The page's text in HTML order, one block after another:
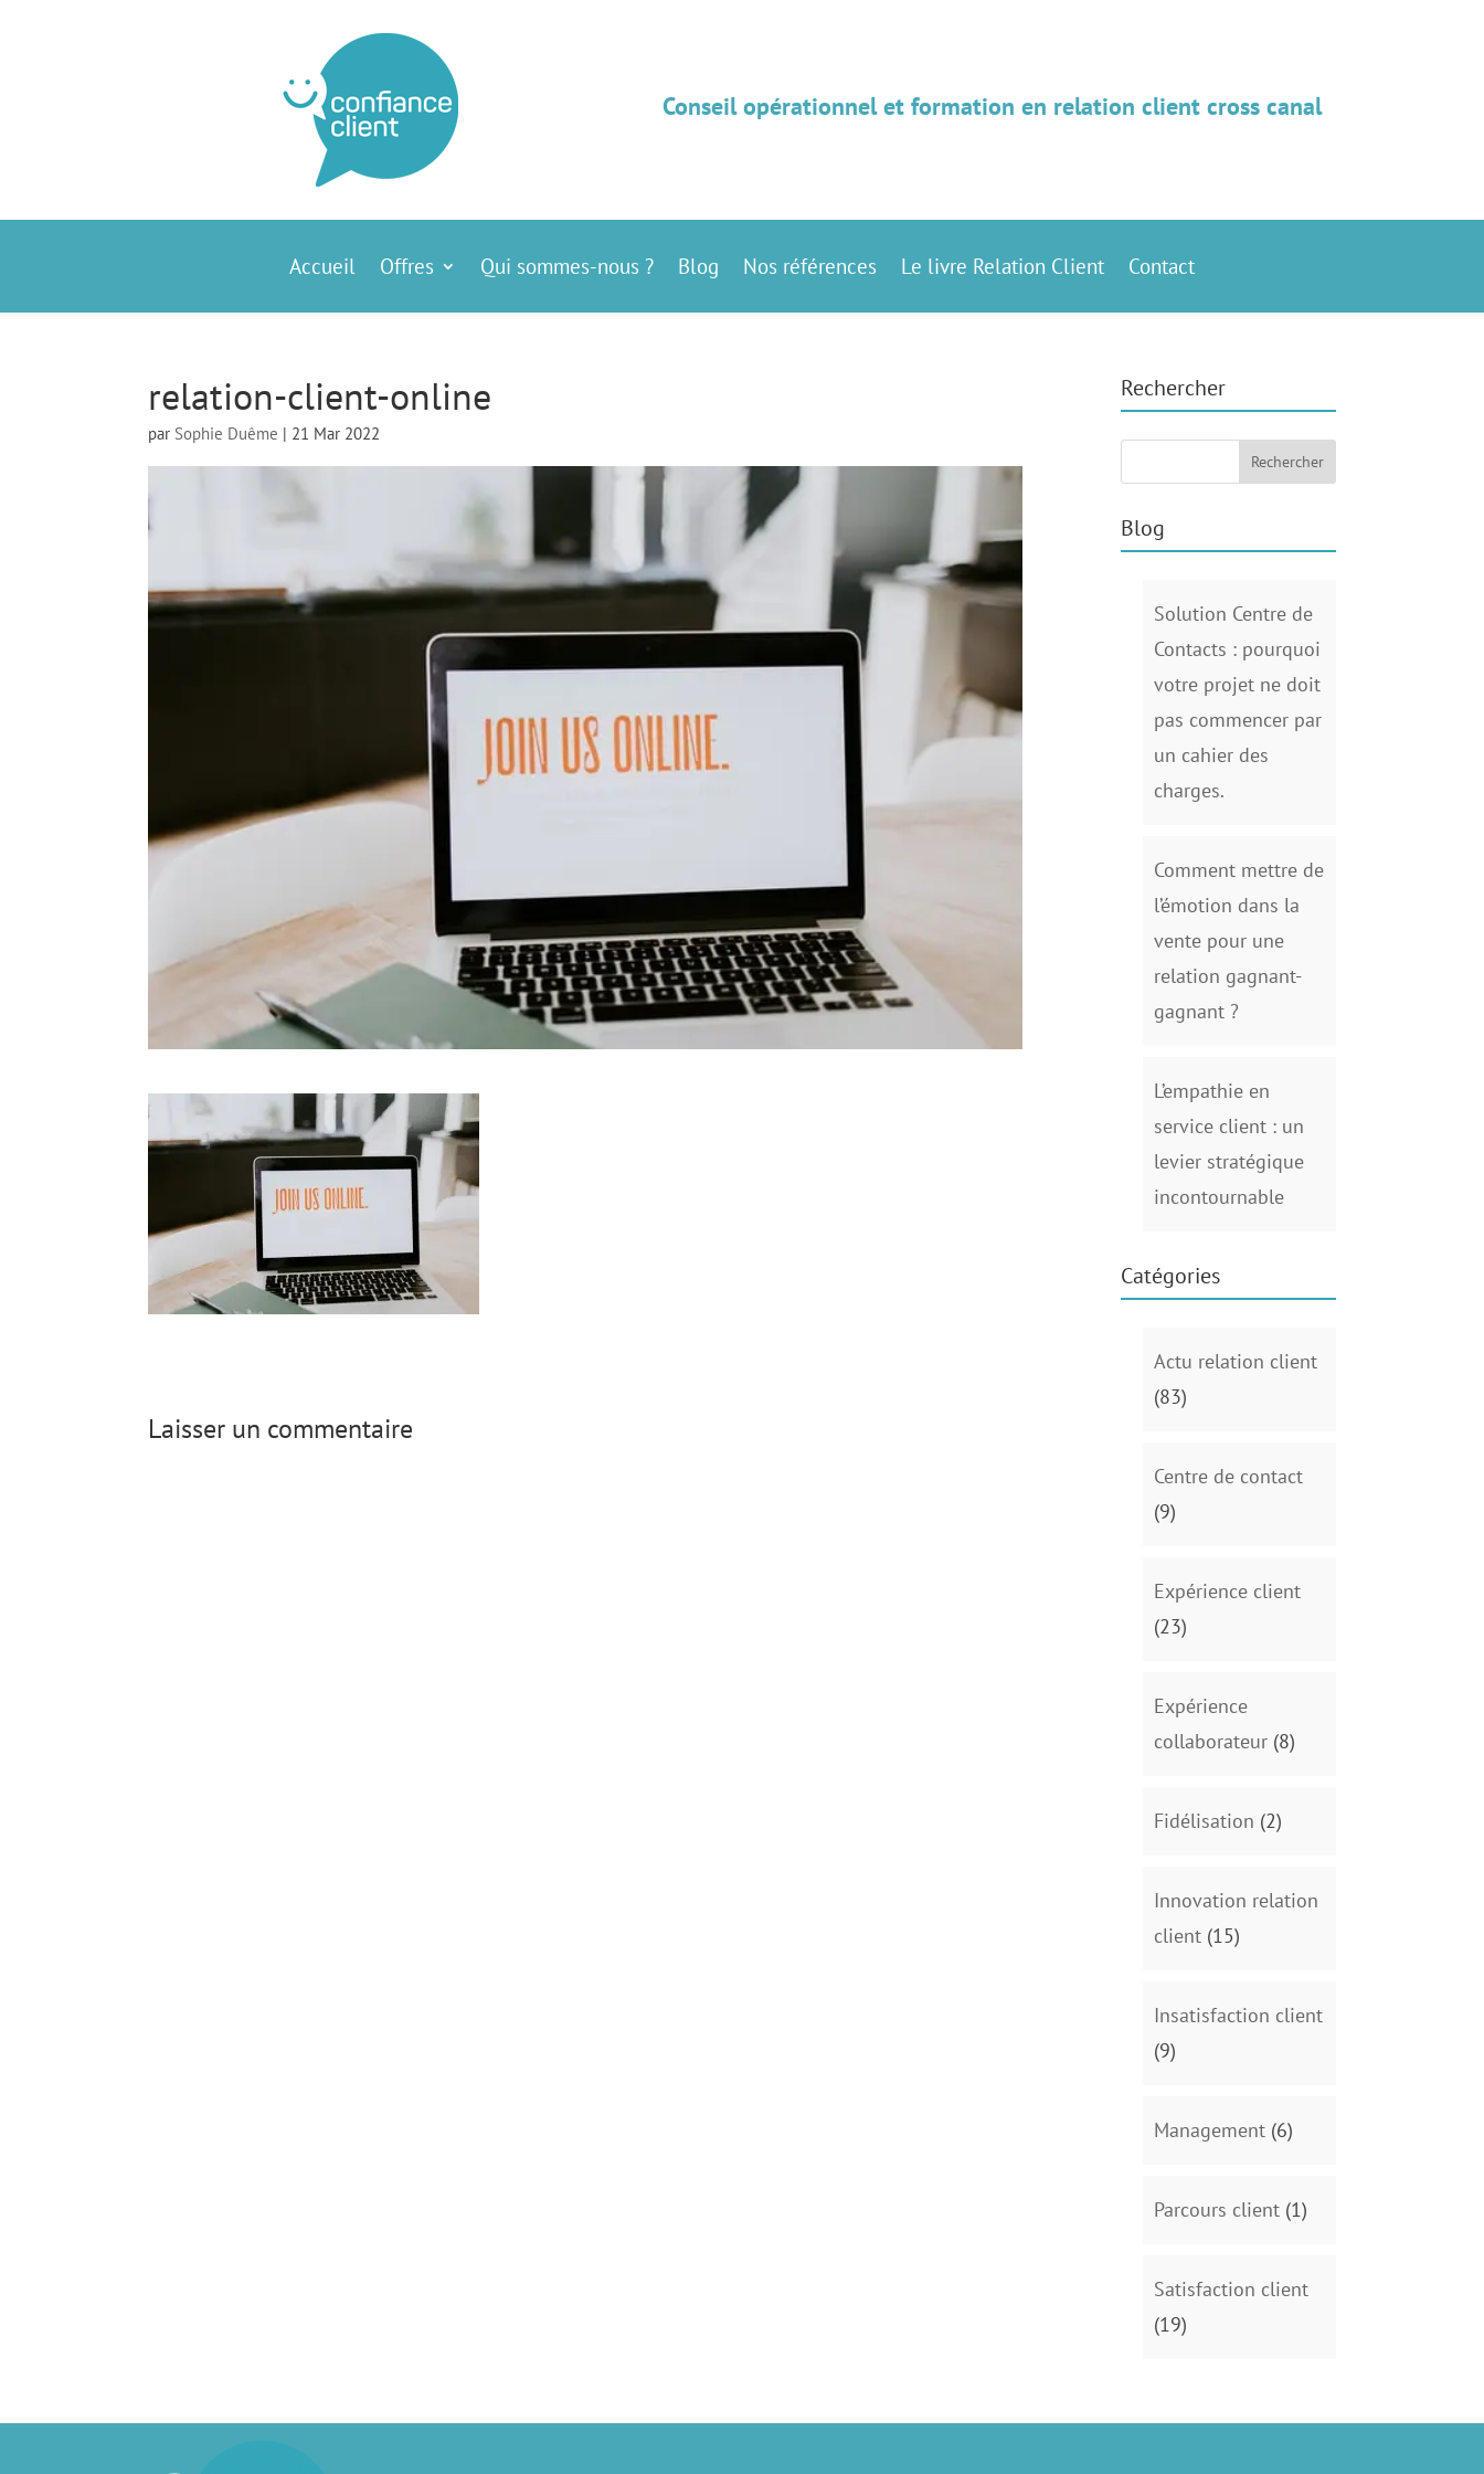
Conseil opérationnel et formation en relation client cross canal
Accueil Offres Qui sommes-nous ? Blog Nos références Le livre Relation Client Contact
relation-client-online
par Sophie Duême | 21 Mar 2022
Laisser un commentaire
Rechercher
Blog
Solution Centre de
Contacts : pourquoi
votre projet ne doit
pas commencer par
un cahier des
charges.
Comment mettre de
l’émotion dans la
vente pour une
relation gagnant-
gagnant ?
L’empathie en
service client : un
levier stratégique
incontournable
Catégories
Actu relation client
(83)
Centre de contact
(9)
Expérience client
(23)
Expérience
collaborateur (8)
Fidélisation (2)
Innovation relation
client (15)
Insatisfaction client
(9)
Management (6)
Parcours client (1)
Satisfaction client
(19)